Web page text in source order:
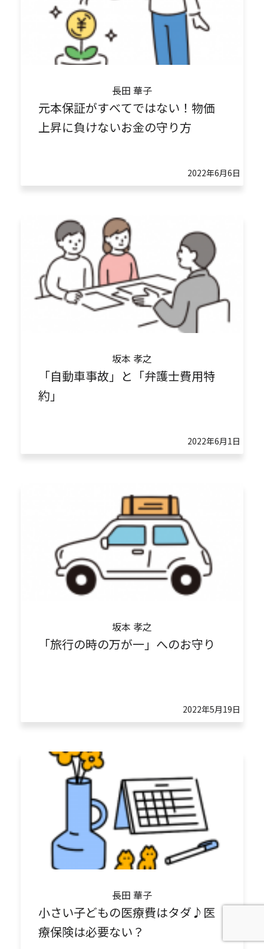
長田 華子
元本保証がすべてではない！物価
上昇に負けないお金の守り方
2022年6月6日
坂本 孝之
「自動車事故」と「弁護士費用特
約」
2022年6月1日
坂本 孝之
「旅行の時の万が一」へのお守り
2022年5月19日
長田 華子
小さい子どもの医療費はタダ♪医
療保険は必要ない？